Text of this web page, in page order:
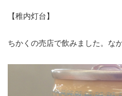
【稚内灯台】
ちかくの売店で飲みました。な